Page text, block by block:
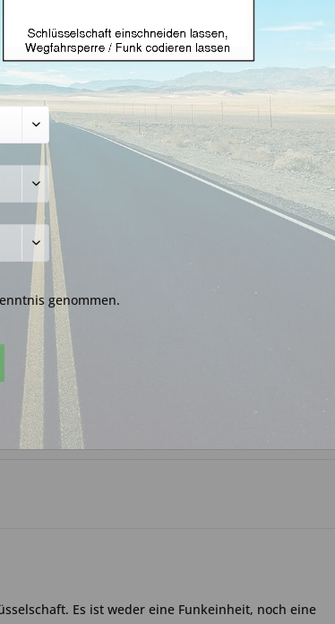
(Aftermarket Produkt)
*
Versandkosten
1-3 Werktage
In denWarenkorb
Fragen zum Artikel?
Es ist weder eine Funkeinheit, noch eine
genommen.